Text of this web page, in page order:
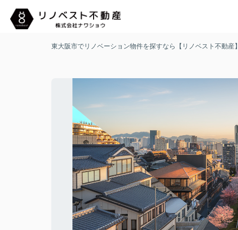
東大阪市でリノベーション物件を探すなら【リノベスト不動産】